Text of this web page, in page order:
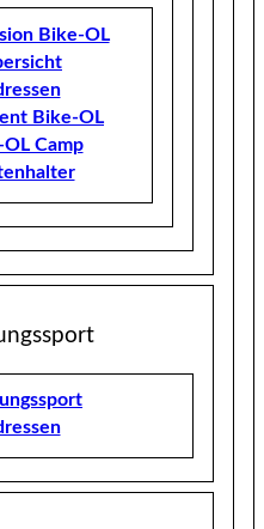
Bike-OL
Bike-OL
OL Camp